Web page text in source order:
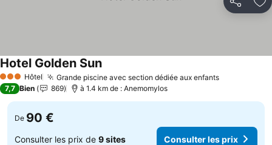
Partager
3 ÉtoilesHôtel Grande piscine avec section dédiée aux enfantsConsulter
Hotel Golden SunConsulter les prix
7,7 Bien 869 à 1.4 km de : Anemomylos
De 90 €
Consulter les prix de 9 sites Consulter les prix